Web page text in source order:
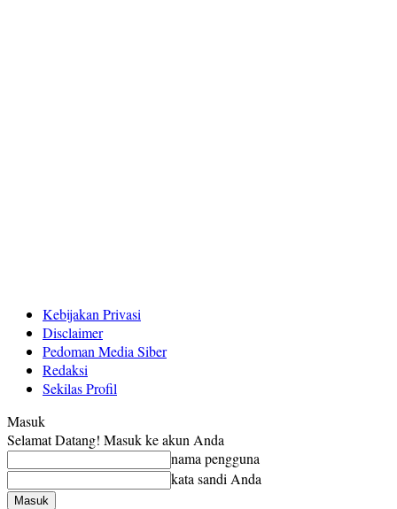
Kebijakan Privasi
Disclaimer
Pedoman Media Siber
Redaksi
Sekilas Profil
Masuk
Selamat Datang! Masuk ke akun Anda
nama pengguna
kata sandi Anda